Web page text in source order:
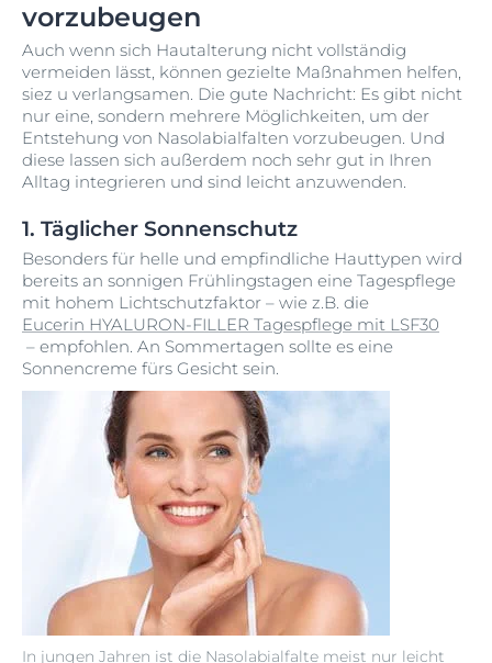
vorzubeugen
Auch wenn sich Hautalterung nicht vollständig
vermeiden lässt, können gezielte Maßnahmen helfen,
siez u verlangsamen. Die gute Nachricht: Es gibt nicht
nur eine, sondern mehrere Möglichkeiten, um der
Entstehung von Nasolabialfalten vorzubeugen. Und
diese lassen sich außerdem noch sehr gut in Ihren
Alltag integrieren und sind leicht anzuwenden.
1. Täglicher Sonnenschutz
In jungen Jahren ist die Nasolabialfalte meist nur leicht
Besonders für helle und empfindliche Hauttypen wird
bereits an sonnigen Frühlingstagen eine Tagespflege
mit hohem Lichtschutzfaktor – wie z.B. die
Eucerin HYALURON-FILLER Tagespflege mit LSF30
– empfohlen. An Sommertagen sollte es eine
Sonnencreme fürs Gesicht sein.